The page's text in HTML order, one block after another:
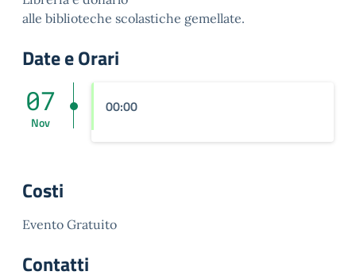
alle biblioteche scolastiche gemellate.
Date e Orari
00:00
07
Nov
Costi
Evento Gratuito
Contatti